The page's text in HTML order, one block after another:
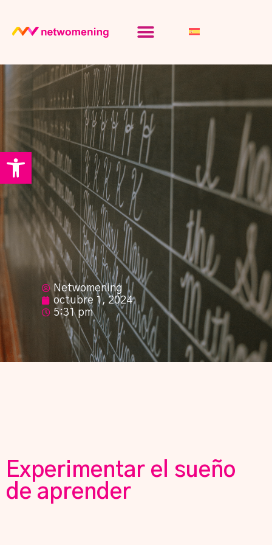
Abrir barra de herramientas
Netwomening
octubre 1, 2024
5:31 pm
Experimentar el sueño
de aprender